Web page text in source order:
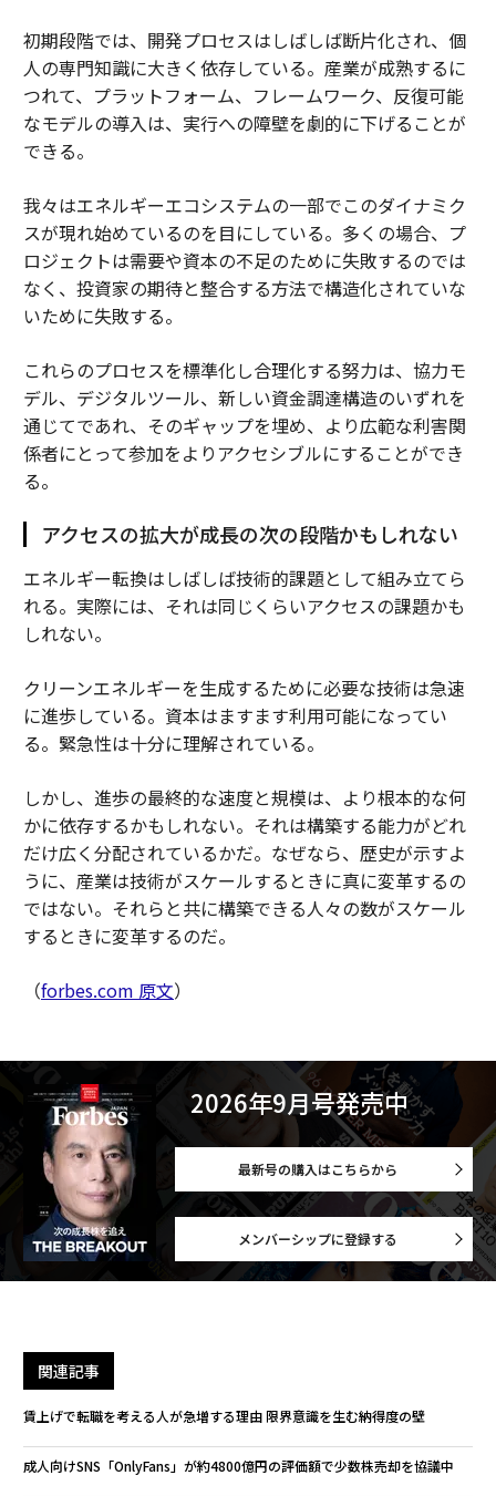
初期段階では、開発プロセスはしばしば断片化され、個
人の専門知識に大きく依存している。産業が成熟するに
つれて、プラットフォーム、フレームワーク、反復可能
なモデルの導入は、実行への障壁を劇的に下げることが
できる。
我々はエネルギーエコシステムの一部でこのダイナミク
スが現れ始めているのを目にしている。多くの場合、プ
ロジェクトは需要や資本の不足のために失敗するのでは
なく、投資家の期待と整合する方法で構造化されていな
いために失敗する。
これらのプロセスを標準化し合理化する努力は、協力モ
デル、デジタルツール、新しい資金調達構造のいずれを
通じてであれ、そのギャップを埋め、より広範な利害関
係者にとって参加をよりアクセシブルにすることができ
る。
アクセスの拡大が成長の次の段階かもしれない
エネルギー転換はしばしば技術的課題として組み立てら
れる。実際には、それは同じくらいアクセスの課題かも
しれない。
クリーンエネルギーを生成するために必要な技術は急速
に進歩している。資本はますます利用可能になってい
る。緊急性は十分に理解されている。
しかし、進歩の最終的な速度と規模は、より根本的な何
かに依存するかもしれない。それは構築する能力がどれ
だけ広く分配されているかだ。なぜなら、歴史が示すよ
うに、産業は技術がスケールするときに真に変革するの
ではない。それらと共に構築できる人々の数がスケール
するときに変革するのだ。
（forbes.com 原文）
2026年9月号発売中
最新号の購入はこちらから
メンバーシップに登録する
関連記事
賃上げで転職を考える人が急増する理由 限界意識を生む納得度の壁
成人向けSNS「OnlyFans」が約4800億円の評価額で少数株売却を協議中